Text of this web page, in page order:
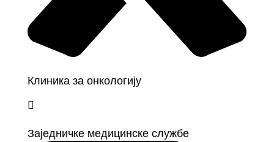
Клиника за онкологију
Заједничке медицинске службе